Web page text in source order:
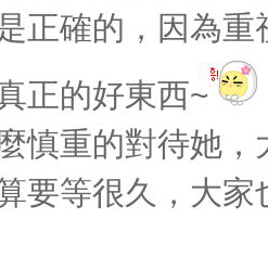
正確的，因為
正的好東西~
慎重的對待她
要等很久，大家